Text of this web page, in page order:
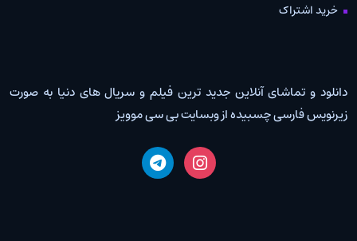
خرید اشتراک
دانلود و تماشای آنلاین جدید ترین فیلم و سریال های دنیا به صورت
زیرنویس فارسی چسبیده از وبسایت بی سی موویز